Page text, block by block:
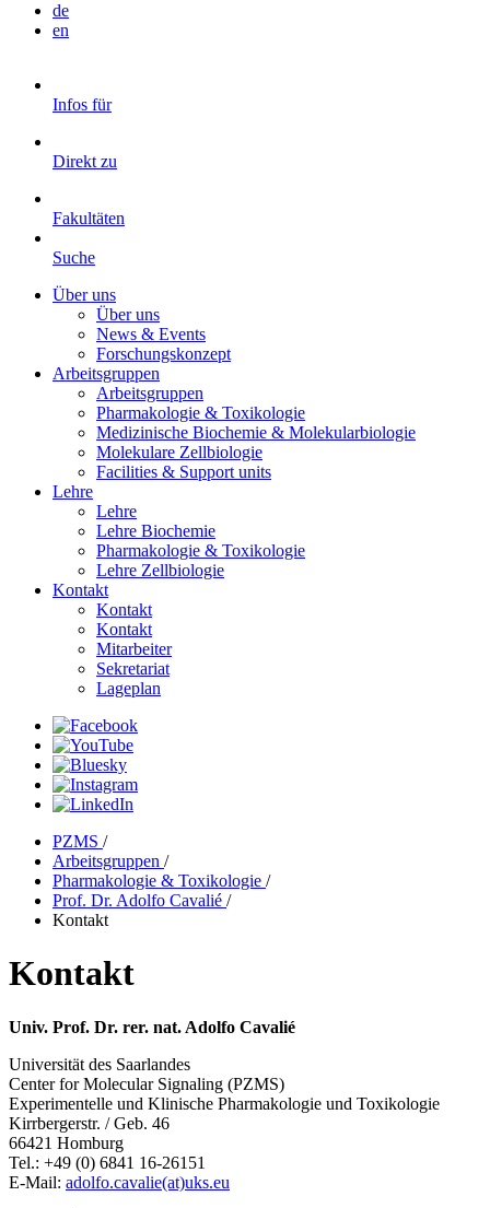
de
en
Infos für
Direkt zu
Fakultäten
Suche
Über uns
Über uns
News & Events
Forschungskonzept
Arbeitsgruppen
Arbeitsgruppen
Pharmakologie & Toxikologie
Medizinische Biochemie & Molekularbiologie
Molekulare Zellbiologie
Facilities & Support units
Lehre
Lehre
Lehre Biochemie
Pharmakologie & Toxikologie
Lehre Zellbiologie
Kontakt
Kontakt
Kontakt
Mitarbeiter
Sekretariat
Lageplan
PZMS /
Arbeitsgruppen /
Pharmakologie & Toxikologie /
Prof. Dr. Adolfo Cavalié /
Kontakt
Kontakt
Univ. Prof. Dr. rer. nat. Adolfo Cavalié
Universität des Saarlandes
Center for Molecular Signaling (PZMS)
Experimentelle und Klinische Pharmakologie und Toxikologie
Kirrbergerstr. / Geb. 46
66421 Homburg
Tel.: +49 (0) 6841 16-26151
E-Mail: adolfo.cavalie(at)uks.eu